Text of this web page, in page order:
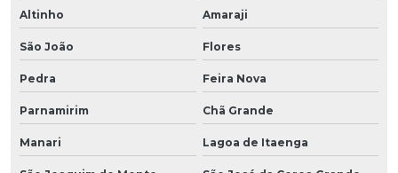
Altinho Amaraji
São João Flores
Pedra Feira Nova
Parnamirim Chã Grande
Manari Lagoa de Itaenga